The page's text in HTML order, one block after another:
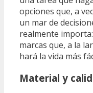
opciones que, a
un mar de
realmente
marcas que, a la
hará la vida más
Material y